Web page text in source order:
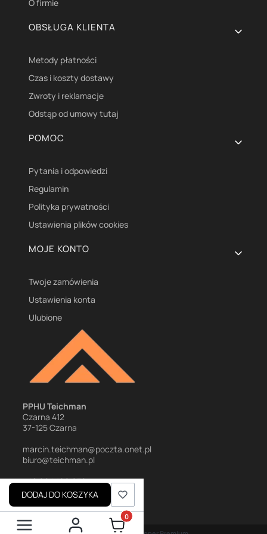
O firmie
OBSŁUGA KLIENTA
Metody płatności
Czas i koszty dostawy
Zwroty i reklamacje
Odstąp od umowy tutaj
POMOC
Pytania i odpowiedzi
Regulamin
Polityka prywatności
Ustawienia plików cookies
MOJE KONTO
Twoje zamówienia
Ustawienia konta
Ulubione
PPHU Teichman
Czarna 412
37-125 Czarna
marcin.teichman@poczta.onet.pl
biuro@teichman.pl
+48 694 166 670
+48 698 781 710
DODAJ DO KOSZYKA
Produkty w koszyku: 0. Zobacz